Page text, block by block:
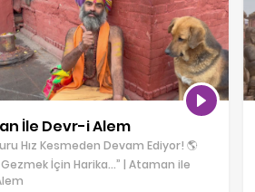
İle Devr-i Alem
Hız Kesmeden Devam Ediyor! 🌎
İçin Harika…” | Ataman ile